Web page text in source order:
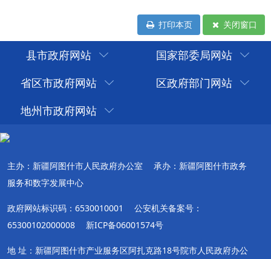
打印本页 关闭窗口
县市政府网站
国家部委局网站
省区市政府网站
区政府部门网站
地州市政府网站
主办：新疆阿图什市人民政府办公室
承办：新疆阿图什市政务
服务和数字发展中心
政府网站标识码：6530010001
公安机关备案号：
65300102000008
新ICP备06001574号
地 址：新疆阿图什市产业服务区阿扎克路18号院市人民政府办公